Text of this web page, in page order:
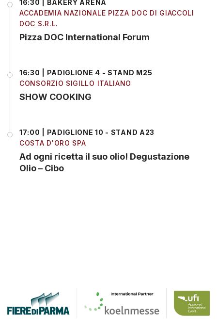
16:30 | BAKERY ARENA
ACCADEMIA NAZIONALE PIZZA DOC DI GIACCOLI
DOC S.R.L.
Pizza DOC International Forum
16:30 | PADIGLIONE 4 - STAND M25
CONSORZIO SIGILLO ITALIANO
SHOW COOKING
17:00 | PADIGLIONE 10 - STAND A23
COSTA D'ORO SPA
Ad ogni ricetta il suo olio! Degustazione
Olio – Cibo